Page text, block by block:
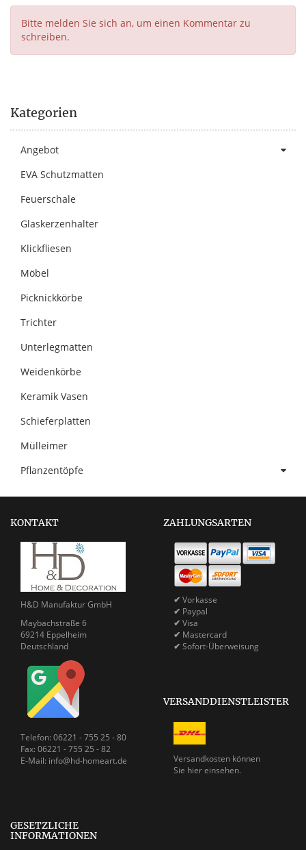
Bitte melden Sie sich an, um einen Kommentar zu
schreiben.
Kategorien
Angebot
EVA Schutzmatten
Feuerschale
Glaskerzenhalter
Klickfliesen
Möbel
Picknickkörbe
Trichter
Unterlegmatten
Weidenkörbe
Keramik Vasen
Schieferplatten
Mülleimer
Pflanzentöpfe
KONTAKT
H&D Manufaktur GmbH
Maybachstraße 6
69214 Eppelheim
Deutschland
Telefon: 06221 - 755 25 - 80
Fax: 06221 - 755 25 - 82
E-Mail: info@hd-homeart.de
ZAHLUNGSARTEN
✔ Vorkasse
✔ Paypal
✔ Visa
✔ Mastercard
✔ Sofort-Überweisung
VERSANDDIENSTLEISTER
Versandkosten können
Sie hier einsehen.
GESETZLICHE
INFORMATIONEN